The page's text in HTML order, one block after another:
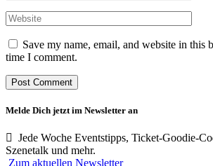
Save my name, email, and website in this
time I comment.
Melde Dich jetzt im Newsletter an
Jede Woche Eventstipps, Ticket-Goodie-
Szenetalk und mehr.
Zum aktuellen Newsletter